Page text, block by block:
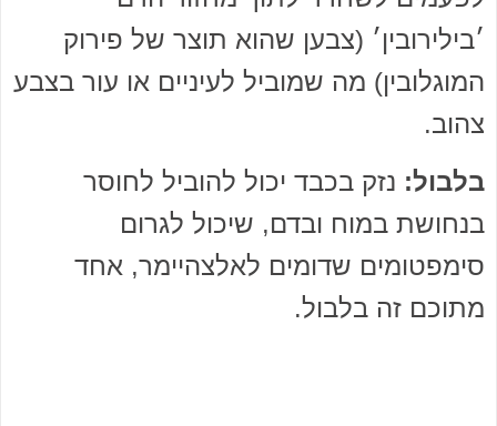
׳בילירובין׳ (צבען שהוא תוצר של פירוק
המוגלובין) מה שמוביל לעיניים או עור בצבע
צהוב.
בלבול: נזק בכבד יכול להוביל לחוסר
בנחושת במוח ובדם, שיכול לגרום
סימפטומים שדומים לאלצהיימר, אחד
מתוכם זה בלבול.